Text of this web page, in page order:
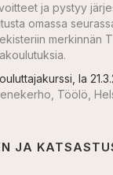
ja pystyy
omassa
merkinnän
la
Töölö,
JA